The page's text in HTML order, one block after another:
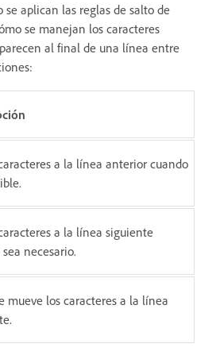
aplican las reglas de salto de
se manejan los caracteres
al final de una línea entre
a la línea anterior cuando
a la línea siguiente
necesario.
mueve los caracteres a la línea